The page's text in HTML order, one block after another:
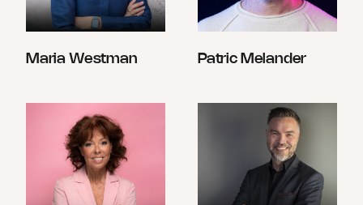
Maria Westman Patric Melander